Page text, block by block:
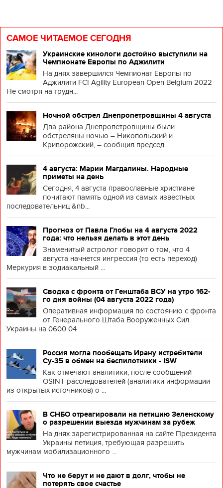
САМОЕ ЧИТАЕМОЕ СЕГОДНЯ
Украинские кинологи достойно выступили на
Чемпионате Европы по Аджилити
На днях завершился Чемпионат Европы по
Аджилити FCI Agility European Open Belgium 2022
Не смотря на трудн...
Ночной обстрел Днепропетровщины 4 августа
Два района Днепропетровщины были
обстреляны ночью – Никопольский и
Криворожский, – сообщил председ...
4 августа: Марии Магдалины. Народные
приметы на день
Сегодня, 4 августа православные христиане
почитают память одной из самых известных
последовательниц &nb...
Прогноз от Павла Глобы на 4 августа 2022
года: что нельзя делать в этот день
Знаменитый астролог говорит о том, что 4
августа начнется ингрессия (то есть переход)
Меркурия в зодиакальный ...
Сводка с фронта от Генштаба ВСУ на утро 162-
го дня войны (04 августа 2022 года)
Оперативная информация по состоянию с фронта
от Генерального Штаба Вооруженных Сил
Украины на 0600 04
Россия могла пообещать Ирану истребители
Су-35 в обмен на беспилотники - ISW
Как отмечают аналитики, после сообщений
OSINT-расследователей (аналитики информации
из открытых источников) о ...
В СНБО отреагировали на петицию Зеленскому
о разрешении выезда мужчинам за рубеж
На днях зарегистрированная на сайте Президента
Украины петиция, требующая разрешить
мужчинам мобилизационного ...
Что не берут и не дают в долг, чтобы не
потерять свое счастье